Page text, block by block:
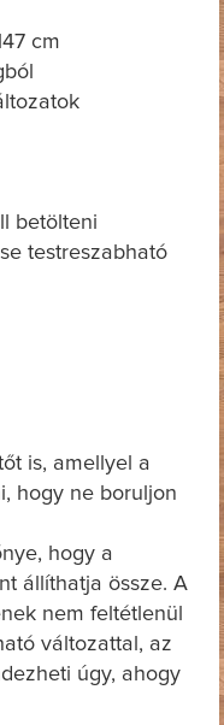
cm
betölteni
testreszabható
is, amellyel a
hogy ne boruljon
hogy a
állíthatja össze. A
nem feltétlenül
változattal, az
úgy, ahogy